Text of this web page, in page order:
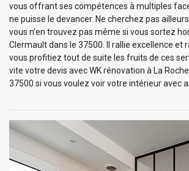
vous offrant ses compétences à multiples
ne puisse le devancer. Ne cherchez pas
vous n’en trouvez pas même si vous sortez
Clermault dans le 37500. Il rallie excellence et
vous profitiez tout de suite les fruits de ces
vite votre devis avec WK rénovation à La
37500 si vous voulez voir votre intérieur avec